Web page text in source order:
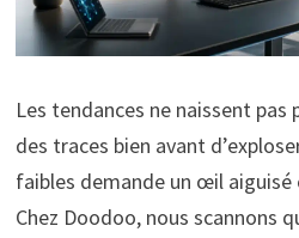
Les tendances ne naissent pas
des traces bien avant
faibles demande un œil aiguisé
Chez Doodoo, nous scannons